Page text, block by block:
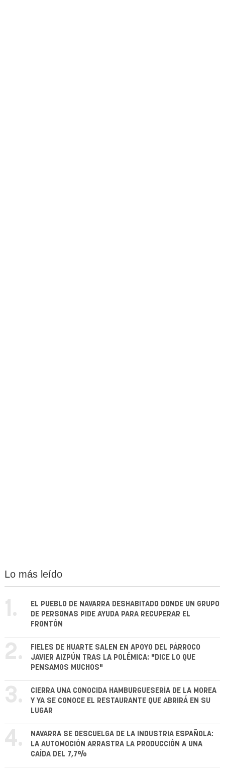
Lo más leído
1.
EL PUEBLO DE NAVARRA DESHABITADO DONDE UN GRUPO
DE PERSONAS PIDE AYUDA PARA RECUPERAR EL
FRONTÓN
2.
FIELES DE HUARTE SALEN EN APOYO DEL PÁRROCO
JAVIER AIZPÚN TRAS LA POLÉMICA: "DICE LO QUE
PENSAMOS MUCHOS"
3.
CIERRA UNA CONOCIDA HAMBURGUESERÍA DE LA MOREA
Y YA SE CONOCE EL RESTAURANTE QUE ABRIRÁ EN SU
LUGAR
4.
NAVARRA SE DESCUELGA DE LA INDUSTRIA ESPAÑOLA:
LA AUTOMOCIÓN ARRASTRA LA PRODUCCIÓN A UNA
CAÍDA DEL 7,7%